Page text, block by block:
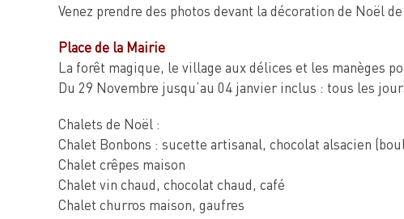
Venez prendre des photos devant la décoration de Noël
Place de la Mairie
La forêt magique, le village aux délices et les manèges
Du 29 Novembre jusqu’au 04 janvier inclus : tous les
Chalets de Noël :
Chalet Bonbons : sucette artisanal, chocolat alsacien
Chalet crêpes maison
Chalet vin chaud, chocolat chaud, café
Chalet churros maison, gaufres